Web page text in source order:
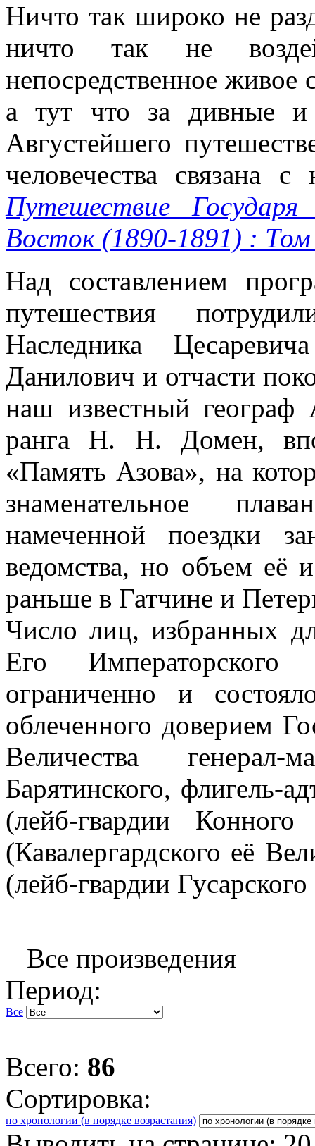
Ничто так широко не
ничто так не
непосредственное
а тут что за дивные и
Августейшего
человечества связана
Путешествие
Восток (1890-1891) :
Над составлением
путешествия
Наследника
Данилович и отчасти
наш известный
ранга Н. Н. Домен,
«Память Азова», на
знаменательное
намеченной поездки
ведомства, но объем её
раньше в Гатчине и
Число лиц, избранных
Его
ограниченно и
облеченного доверием
Величества
Барятинского, флигель-
(лейб-гвардии
(Кавалергардского её
(лейб-гвардии
Все произведения
Период:
Все
Всего: 86
Сортировка:
по хронологии (в порядке возрастания)